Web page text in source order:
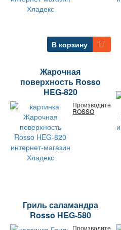
В корзину
Жарочная
поверхность Rosso
HEG-820
Производитель:
ROSSO
Гриль саламандра
Rosso HEG-580
Производитель: